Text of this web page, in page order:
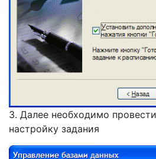
3. Далее необходимо
настройку задания